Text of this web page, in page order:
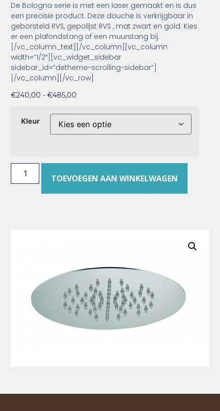
De Bologna serie is met een laser gemaakt en is dus
een precisie product. Deze douche is verkrijgbaar in
geborsteld RVS, gepolijst RVS , mat zwart en gold. Kies
er een plafondstang of een muurstang bij.
[/vc_column_text][/vc_column][vc_column
width=”1/2″][vc_widget_sidebar
sidebar_id=”detheme-scrolling-sidebar”]
[/vc_column][/vc_row]
€240,00 - €485,00
Kleur
TOEVOEGEN AAN WINKELWAGEN